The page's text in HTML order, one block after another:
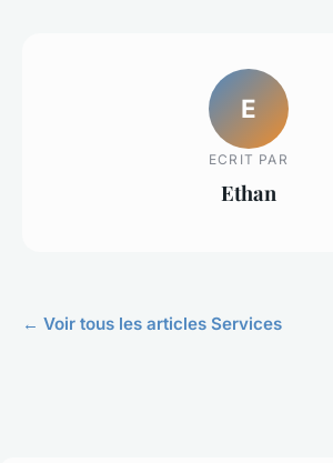
E
ECRIT PAR
Ethan
← Voir tous les articles Services